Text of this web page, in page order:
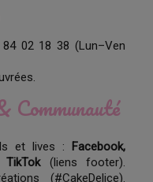
02 18 38 (Lun–Ven
Communauté
et lives : Facebook,
TikTok(liens footer).
(#CakeDelice).